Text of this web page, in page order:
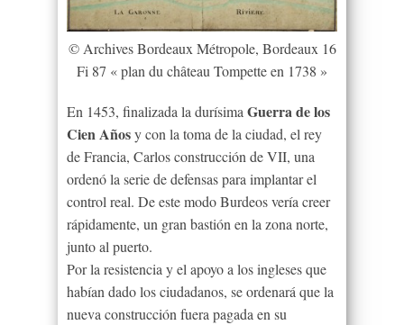
© Archives Bordeaux Métropole, Bordeaux 16
Fi 87 « plan du château Tompette en 1738 »
En 1453, finalizada la durísima Guerra de los
Cien Añosy con la toma de la ciudad, el rey
de Francia, Carlos construcción de VII, una
ordenó la serie de defensas para implantar el
control real. De este modo Burdeos vería creer
rápidamente, un gran bastión en la zona norte,
junto al puerto.
Por la resistencia y el apoyo a los ingleses que
habían dado los ciudadanos, se ordenará que la
nueva construcción fuera pagada en su